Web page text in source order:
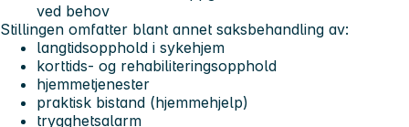
ved behov
Stillingen omfatter blant annet saksbehandling av:
langtidsopphold i sykehjem
korttids- og rehabiliteringsopphold
hjemmetjenester
praktisk bistand (hjemmehjelp)
trygghetsalarm